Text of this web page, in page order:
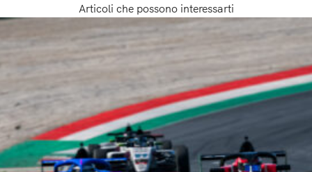
Articoli che possono interessarti